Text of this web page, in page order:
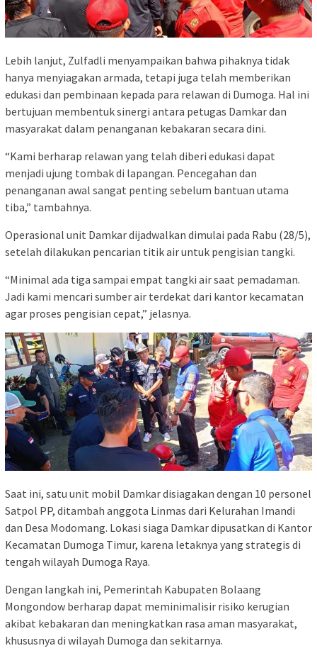
Lebih lanjut, Zulfadli menyampaikan bahwa pihaknya tidak
hanya menyiagakan armada, tetapi juga telah memberikan
edukasi dan pembinaan kepada para relawan di Dumoga. Hal ini
bertujuan membentuk sinergi antara petugas Damkar dan
masyarakat dalam penanganan kebakaran secara dini.
“Kami berharap relawan yang telah diberi edukasi dapat
menjadi ujung tombak di lapangan. Pencegahan dan
penanganan awal sangat penting sebelum bantuan utama
tiba,” tambahnya.
Operasional unit Damkar dijadwalkan dimulai pada Rabu (28/5),
setelah dilakukan pencarian titik air untuk pengisian tangki.
“Minimal ada tiga sampai empat tangki air saat pemadaman.
Jadi kami mencari sumber air terdekat dari kantor kecamatan
agar proses pengisian cepat,” jelasnya.
Saat ini, satu unit mobil Damkar disiagakan dengan 10 personel
Satpol PP, ditambah anggota Linmas dari Kelurahan Imandi
dan Desa Modomang. Lokasi siaga Damkar dipusatkan di Kantor
Kecamatan Dumoga Timur, karena letaknya yang strategis di
tengah wilayah Dumoga Raya.
Dengan langkah ini, Pemerintah Kabupaten Bolaang
Mongondow berharap dapat meminimalisir risiko kerugian
akibat kebakaran dan meningkatkan rasa aman masyarakat,
khususnya di wilayah Dumoga dan sekitarnya.